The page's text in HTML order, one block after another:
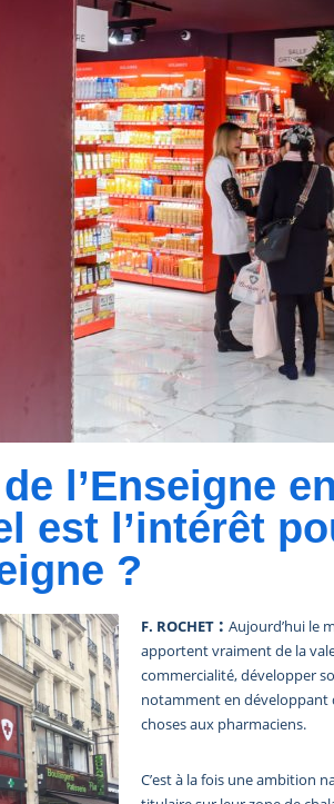
l’Enseigne
est l’intérêt
?
F. ROCHET: Aujourd’hui le
apportent vraiment de la
commercialité, développer
notamment en développant
choses aux pharmaciens.
C’est à la fois une ambition